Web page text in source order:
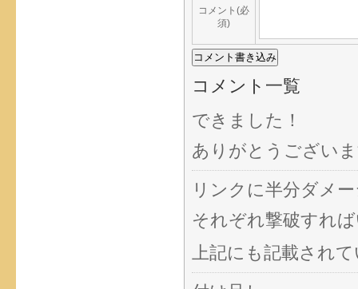
コメント(必
須)
コメント一覧
できました！
ありがとうござい
リンクに半分ダメ
それぞれ撃破すれ
上記にも記載され